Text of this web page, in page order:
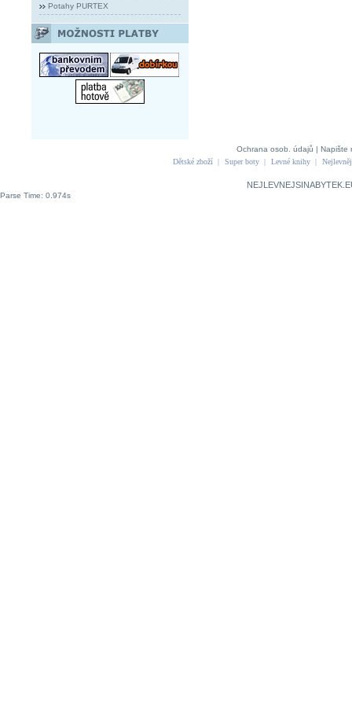
Potahy PURTEX
Ochrana osob. údajů | Napište
Dětské zboží | Super boty | Levné knihy |
Parse Time: 0.974s